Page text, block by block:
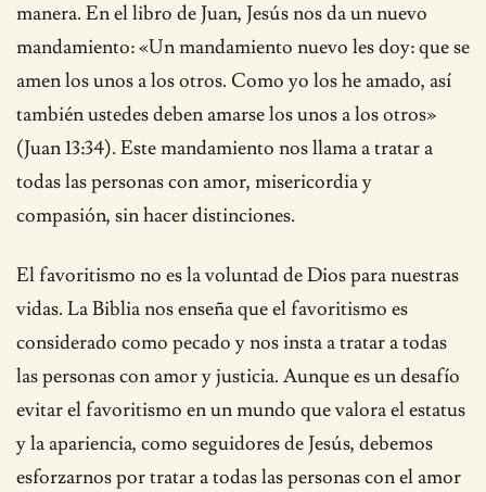
manera. En el libro de Juan, Jesús nos da un nuevo
mandamiento: «Un mandamiento nuevo les doy: que se
amen los unos a los otros. Como yo los he amado, así
también ustedes deben amarse los unos a los otros»
(Juan 13:34). Este mandamiento nos llama a tratar a
todas las personas con amor, misericordia y
compasión, sin hacer distinciones.
El favoritismo no es la voluntad de Dios para nuestras
vidas. La Biblia nos enseña que el favoritismo es
considerado como pecado y nos insta a tratar a todas
las personas con amor y justicia. Aunque es un desafío
evitar el favoritismo en un mundo que valora el estatus
y la apariencia, como seguidores de Jesús, debemos
esforzarnos por tratar a todas las personas con el amor